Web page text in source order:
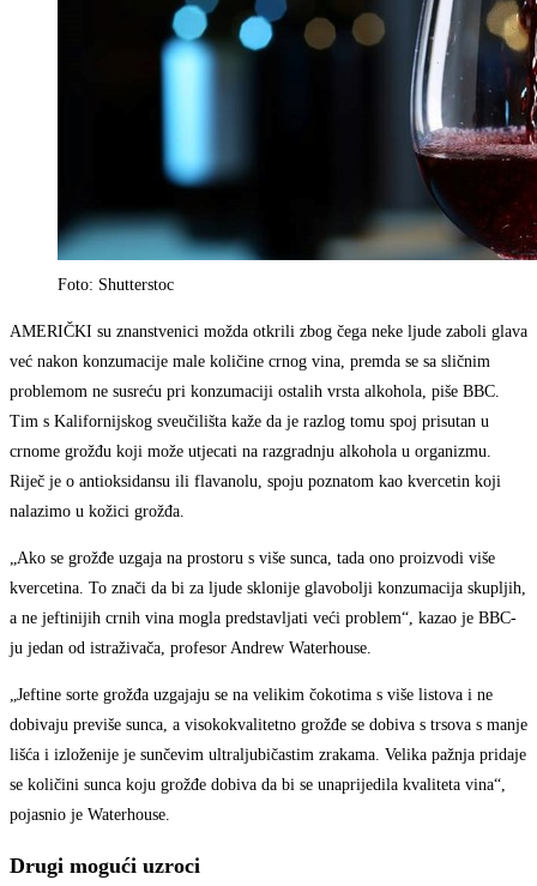
Foto: Shutterstoc
AMERIČKI su znanstvenici možda otkrili zbog čega neke ljude zaboli glava
već nakon konzumacije male količine crnog vina, premda se sa sličnim
problemom ne susreću pri konzumaciji ostalih vrsta alkohola, piše BBC.
Tim s Kalifornijskog sveučilišta kaže da je razlog tomu spoj prisutan u
crnome grožđu koji može utjecati na razgradnju alkohola u organizmu.
Riječ je o antioksidansu ili flavanolu, spoju poznatom kao kvercetin koji
nalazimo u kožici grožđa.
„Ako se grožđe uzgaja na prostoru s više sunca, tada ono proizvodi više
kvercetina. To znači da bi za ljude sklonije glavobolji konzumacija skupljih,
a ne jeftinijih crnih vina mogla predstavljati veći problem“, kazao je BBC-
ju jedan od istraživača, profesor Andrew Waterhouse.
„Jeftine sorte grožđa uzgajaju se na velikim čokotima s više listova i ne
dobivaju previše sunca, a visokokvalitetno grožđe se dobiva s trsova s manje
lišća i izloženije je sunčevim ultraljubičastim zrakama. Velika pažnja pridaje
se količini sunca koju grožđe dobiva da bi se unaprijedila kvaliteta vina“,
pojasnio je Waterhouse.
Drugi mogući uzroci